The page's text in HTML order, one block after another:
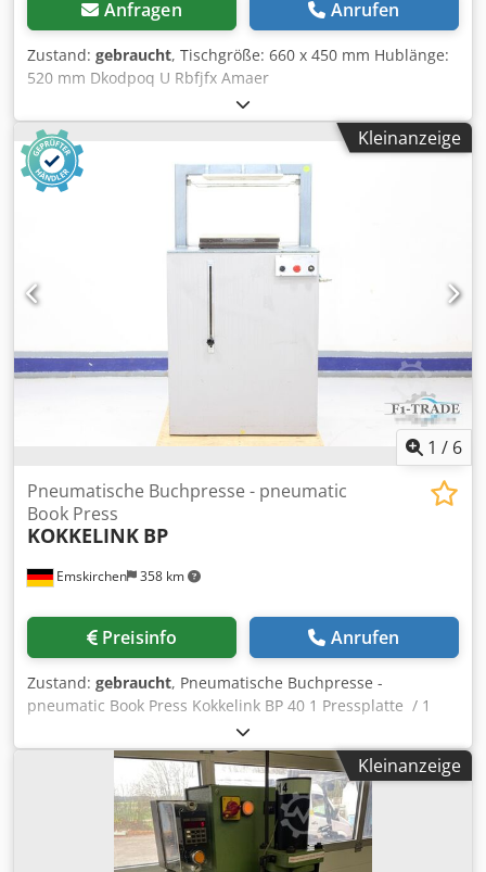
Anfragen Anrufen
Zustand: gebraucht, Tischgröße: 660 x 450 mm Hublänge:
520 mm Dkodpoq U Rbfjfx Amaer
Kleinanzeige
1 / 6
Emskirchen 358 km
Pneumatische Buchpresse - pneumatic
Book Press
KOKKELINK BP
Preisinfo Anrufen
Zustand: gebraucht, Pneumatische Buchpresse -
pneumatic Book Press Kokkelink BP 40 1 Pressplatte / 1
Press Palte Pressfläche / Press Size max. 400 x 400mm
Presshöhe / Press high max. 350mm Presshöhe stufenlos
regelbar / Press high steppless adjustable Gewicht /
Weight 250kg Online-Video-Inspection by WhatsApp - MS
Zoom - Telegram Dkjdpfex Rq Ruex Amasr On Stock
Emskirchen/Nürnberg - Available Immediately - Can be
Kleinanzeige